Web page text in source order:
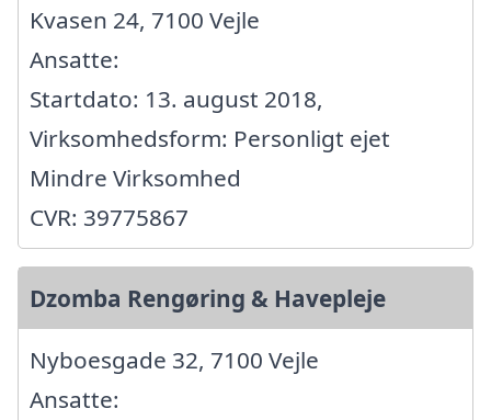
Kvasen 24, 7100 Vejle
Ansatte:
Startdato: 13. august 2018,
Virksomhedsform: Personligt ejet
Mindre Virksomhed
CVR: 39775867
Dzomba Rengøring & Havepleje
Nyboesgade 32, 7100 Vejle
Ansatte: